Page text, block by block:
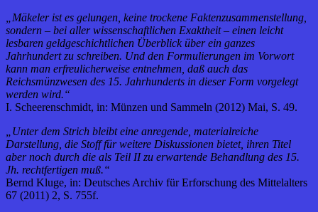
„Mäkeler ist es gelungen, keine trockene Faktenzusammenstellung,
sondern – bei aller wissenschaftlichen Exaktheit – einen leicht
lesbaren geldgeschichtlichen Überblick über ein ganzes
Jahrhundert zu schreiben. Und den Formulierungen im Vorwort
kann man erfreulicherweise entnehmen, daß auch das
Reichsmünzwesen des 15. Jahrhunderts in dieser Form vorgelegt
werden wird.“
I. Scheerenschmidt, in: Münzen und Sammeln (2012) Mai, S. 49.
„Unter dem Strich bleibt eine anregende, materialreiche
Darstellung, die Stoff für weitere Diskussionen bietet, ihren Titel
aber noch durch die als Teil II zu erwartende Behandlung des 15.
Jh. rechtfertigen muß.“
Bernd Kluge, in: Deutsches Archiv für Erforschung des Mittelalters
67 (2011) 2, S. 755f.